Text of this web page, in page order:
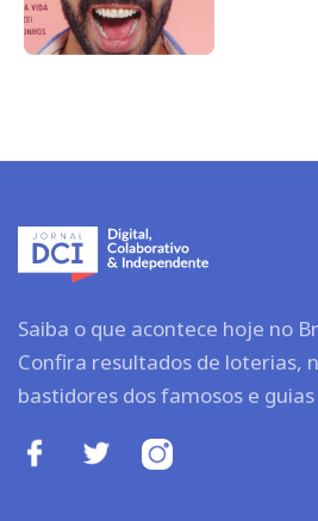
Saiba o que acontece hoje no
Confira resultados de loterias,
bastidores dos famosos e